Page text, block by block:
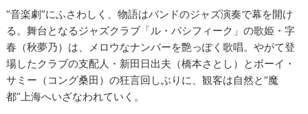
“音楽劇”にふさわしく、物語はバンドのジャズ演奏で幕を開け
る。舞台となるジャズクラブ「ル・パシフィーク」の歌姫・字
春（秋夢乃）は、メロウなナンバーを艶っぽく歌唱。やがて登
場したクラブの支配人・新田日出夫（橋本さとし）とボーイ・
サミー（コング桑田）の狂言回しぶりに、観客は自然と“魔
都”上海へいざなわれていく。